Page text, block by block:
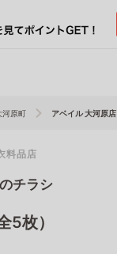
河原町 アベイル 大河原店
料品店
チラシ
5枚）